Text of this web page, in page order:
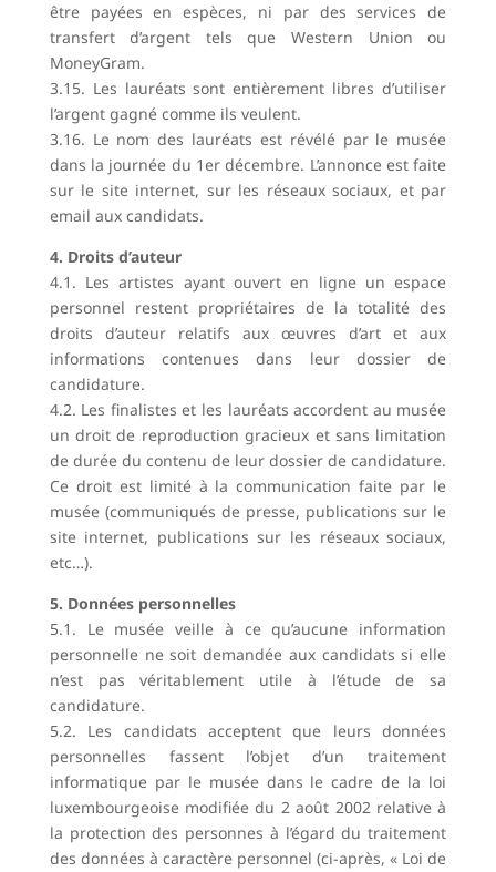
être payées en espèces, ni par des services de
transfert d’argent tels que Western Union ou
MoneyGram.
3.15. Les lauréats sont entièrement libres d’utiliser
l’argent gagné comme ils veulent.
3.16. Le nom des lauréats est révélé par le musée
dans la journée du 1er décembre. L’annonce est faite
sur le site internet, sur les réseaux sociaux, et par
email aux candidats.
4. Droits d’auteur
4.1. Les artistes ayant ouvert en ligne un espace
personnel restent propriétaires de la totalité des
droits d’auteur relatifs aux œuvres d’art et aux
informations contenues dans leur dossier de
candidature.
4.2. Les finalistes et les lauréats accordent au musée
un droit de reproduction gracieux et sans limitation
de durée du contenu de leur dossier de candidature.
Ce droit est limité à la communication faite par le
musée (communiqués de presse, publications sur le
site internet, publications sur les réseaux sociaux,
etc…).
5. Données personnelles
5.1. Le musée veille à ce qu’aucune information
personnelle ne soit demandée aux candidats si elle
n’est pas véritablement utile à l’étude de sa
candidature.
5.2. Les candidats acceptent que leurs données
personnelles fassent l’objet d’un traitement
informatique par le musée dans le cadre de la loi
luxembourgeoise modifiée du 2 août 2002 relative à
la protection des personnes à l’égard du traitement
des données à caractère personnel (ci-après, « Loi de